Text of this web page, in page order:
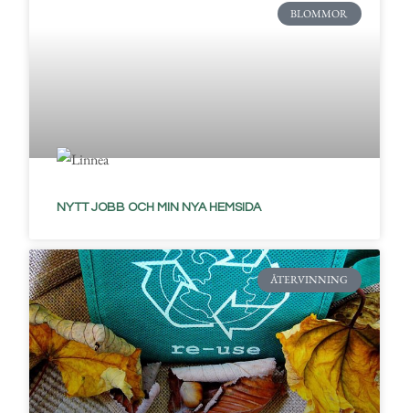
BLOMMOR
NYTT JOBB OCH MIN NYA HEMSIDA
ÅTERVINNING